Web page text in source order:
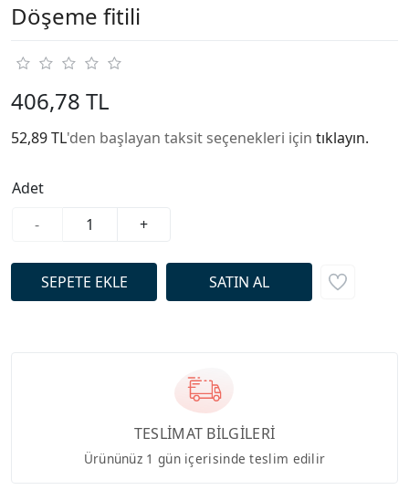
Döşeme fitili
406,78 TL
52,89 TL'den başlayan taksit seçenekleri için tıklayın.
Adet
-
+
TESLİMAT BİLGİLERİ
Ürününüz 1 gün içerisinde teslim edilir